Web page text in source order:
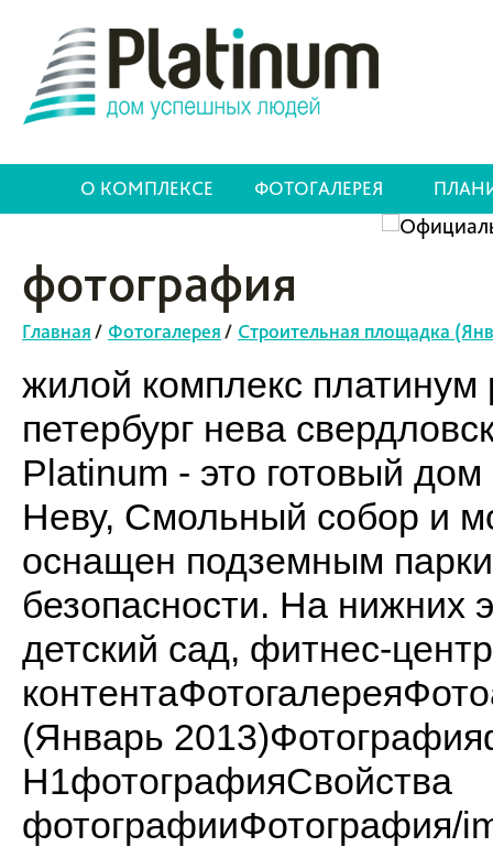
О КОМПЛЕКСЕ ФОТОГАЛЕРЕЯ
фотография
Главная / Фотогалерея / Строительная площадка
жилой комплекс платинум
петербург нева
Platinum - это готовый
Неву, Смольный собор и
оснащен подземным
безопасности. На нижних
детский сад, фитнес-
(Январь
H1фотографияСвойства
фотографииФотография/